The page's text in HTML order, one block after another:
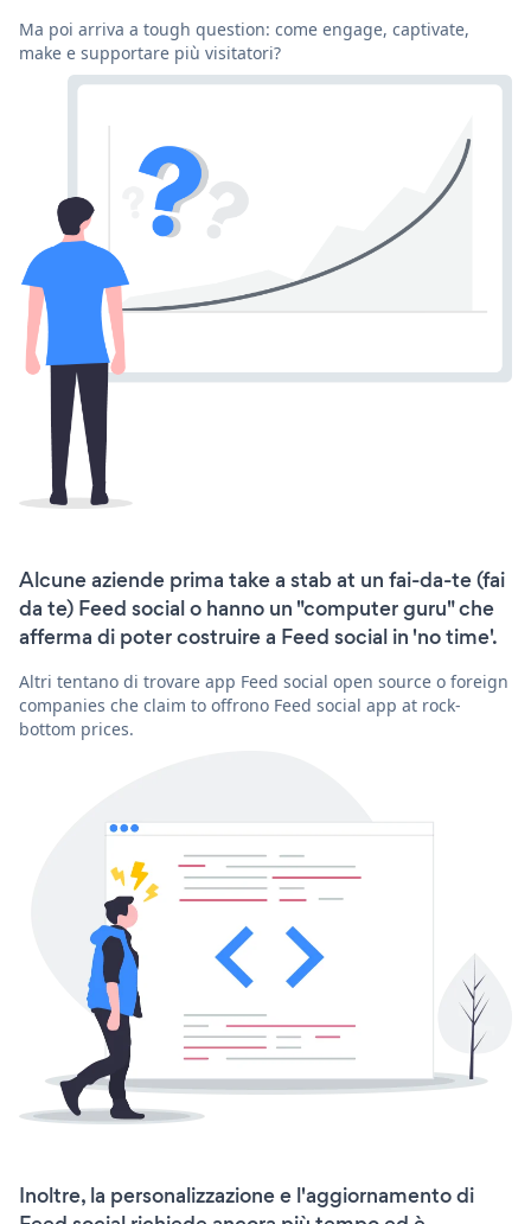
Ma poi arriva a tough question: come engage, captivate,
make e supportare più visitatori?
Alcune aziende prima take a stab at un fai-da-te (fai
da te) Feed social o hanno un "computer guru" che
afferma di poter costruire a Feed social in 'no time'.
Altri tentano di trovare app Feed social open source o foreign
companies che claim to offrono Feed social app at rock-
bottom prices.
Inoltre, la personalizzazione e l'aggiornamento di